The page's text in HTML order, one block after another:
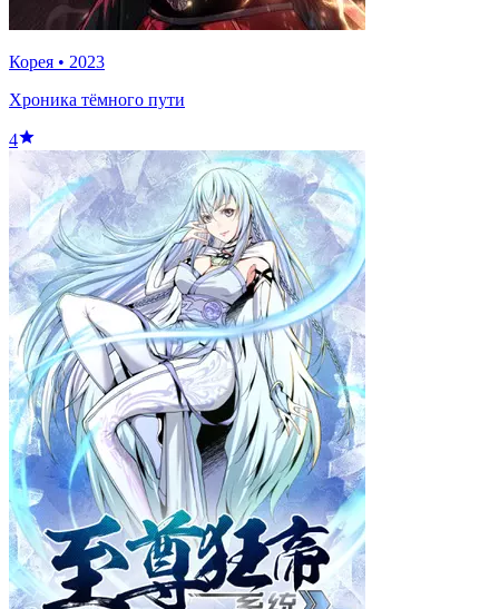
Корея • 2023
Хроника тёмного пути
4